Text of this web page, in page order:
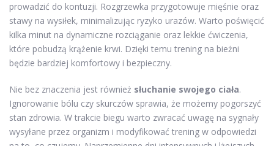
prowadzić do kontuzji. Rozgrzewka przygotowuje mięśnie oraz
stawy na wysiłek, minimalizując ryzyko urazów. Warto poświęcić
kilka minut na dynamiczne rozciąganie oraz lekkie ćwiczenia,
które pobudzą krążenie krwi. Dzięki temu trening na bieżni
będzie bardziej komfortowy i bezpieczny.
Nie bez znaczenia jest również słuchanie swojego ciała.
Ignorowanie bólu czy skurczów sprawia, że możemy pogorszyć
stan zdrowia. W trakcie biegu warto zwracać uwagę na sygnały
wysyłane przez organizm i modyfikować trening w odpowiedzi